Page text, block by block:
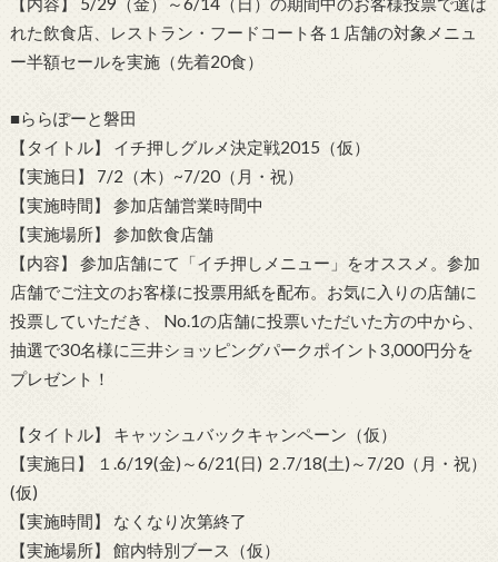
れた飲食店、レストラン・フードコート各１店舗の対象メニュ
ー半額セールを実施（先着20食）
■ららぽーと磐田
【タイトル】 イチ押しグルメ決定戦2015（仮）
【実施日】 7/2（木）~7/20（月・祝）
【実施時間】 参加店舗営業時間中
【実施場所】 参加飲食店舗
【内容】 参加店舗にて「イチ押しメニュー」をオススメ。参加
店舗でご注文のお客様に投票用紙を配布。お気に入りの店舗に
投票していただき、 No.1の店舗に投票いただいた方の中から、
抽選で30名様に三井ショッピングパークポイント3,000円分を
プレゼント！
【タイトル】 キャッシュバックキャンペーン（仮）
【実施日】 １.6/19(金)～6/21(日) ２.7/18(土)～7/20（月・祝）
(仮)
【実施時間】 なくなり次第終了
【実施場所】 館内特別ブース（仮）